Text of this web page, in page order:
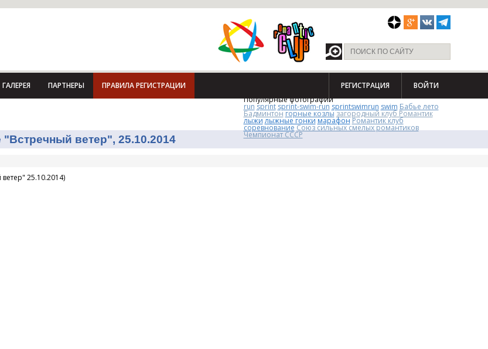
ГАЛЕРЕЯ ПАРТНЕРЫ ПРАВИЛА РЕГИСТРАЦИИ РЕГИСТРАЦИЯ ВОЙТИ
ветер", 25.10.2014
25.10.2014)
Популярные фотографии
run sprint sprint-swim-run sprintswimrun swim Бабье лето
Бадминтонгорные козлызагородный клуб Романтик
лыжилыжные гонкимарафон Романтик клуб
соревнованиеСоюз сильных смелых романтиков
Чемпионат СССР